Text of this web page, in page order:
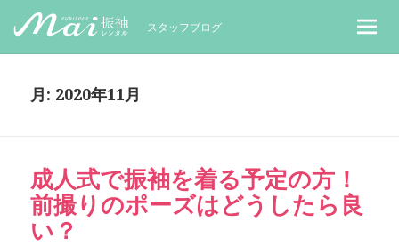
MaiレンタルBLOG｜Maiで成人式振袖
スタッフブログ
月: 2020年11月
成人式で振袖を着る予定の方！
前撮りのポーズはどうしたら良
い？